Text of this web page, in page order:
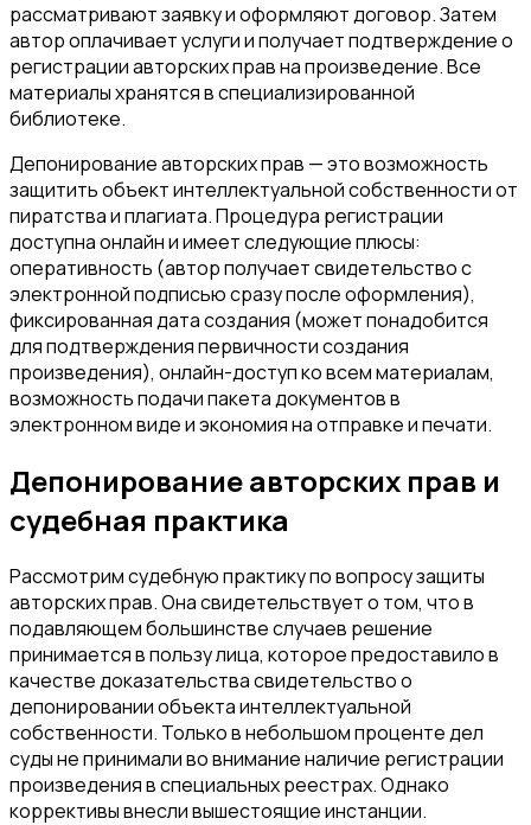
рассматривают заявку и оформляют договор. Затем
автор оплачивает услуги и получает подтверждение о
регистрации авторских прав на произведение. Все
материалы хранятся в специализированной
библиотеке.
Депонирование авторских прав — это возможность
защитить объект интеллектуальной собственности от
пиратства и плагиата. Процедура регистрации
доступна онлайн и имеет следующие плюсы:
оперативность (автор получает свидетельство с
электронной подписью сразу после оформления),
фиксированная дата создания (может понадобится
для подтверждения первичности создания
произведения), онлайн-доступ ко всем материалам,
возможность подачи пакета документов в
электронном виде и экономия на отправке и печати.
Депонирование авторских прав и
судебная практика
Рассмотрим судебную практику по вопросу защиты
авторских прав. Она свидетельствует о том, что в
подавляющем большинстве случаев решение
принимается в пользу лица, которое предоставило в
качестве доказательства свидетельство о
депонировании объекта интеллектуальной
собственности. Только в небольшом проценте дел
суды не принимали во внимание наличие регистрации
произведения в специальных реестрах. Однако
коррективы внесли вышестоящие инстанции.